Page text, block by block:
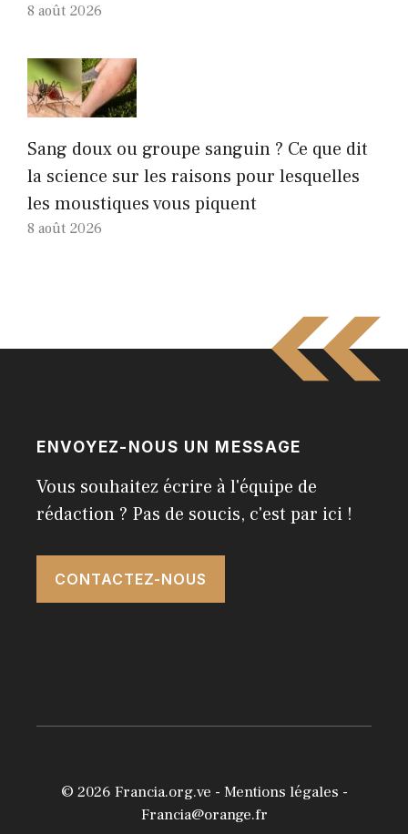
8 août 2026
Sang doux ou groupe sanguin ? Ce que dit
la science sur les raisons pour lesquelles
les moustiques vous piquent
8 août 2026
ENVOYEZ-NOUS UN MESSAGE
Vous souhaitez écrire à l'équipe de
rédaction ? Pas de soucis, c'est par ici !
CONTACTEZ-NOUS
© 2026 Francia.org.ve - Mentions légales -
Francia@orange.fr